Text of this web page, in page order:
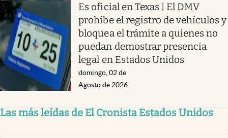
Es oficial en Texas | El DMV
prohíbe el registro de vehículos y
bloquea el trámite a quienes no
puedan demostrar presencia
legal en Estados Unidos
domingo, 02 de
Agosto de 2026
Las más leídas de El Cronista Estados Unidos